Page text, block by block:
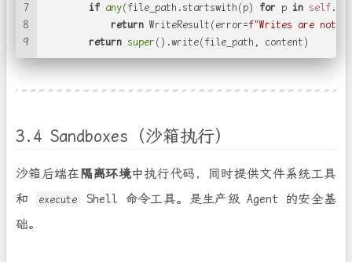
7
8
9
if any(file_path.startswith(p) for p in self
return WriteResult(error=f"Writes are not
return super().write(file_path, content)
3.4 Sandboxes（沙箱执行）
沙箱后端在隔离环境中执行代码，同时提供文件系统工具
和
execute
Shell 命令工具。是生产级 Agent 的安全基
础。